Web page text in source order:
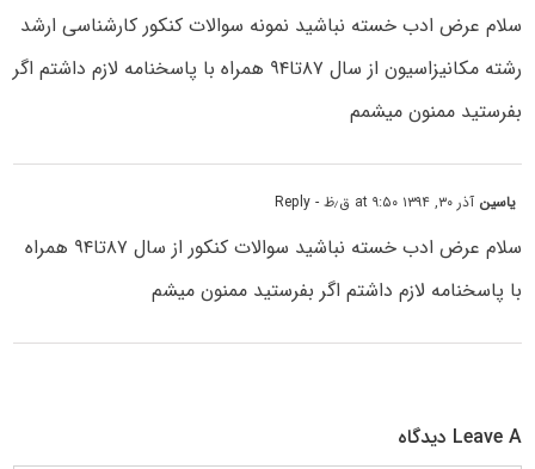
سلام عرض ادب خسته نباشید نمونه سوالات کنکور کارشناسی ارشد
رشته مکانیزاسیون از سال ۸۷تا۹۴ همراه با پاسخنامه لازم داشتم اگر
بفرستید ممنون میشمم
یاسین آذر ۳۰, ۱۳۹۴ at ۹:۵۰ ق٫ظ - Reply
سلام عرض ادب خسته نباشید سوالات کنکور از سال ۸۷تا۹۴ همراه
با پاسخنامه لازم داشتم اگر بفرستید ممنون میشم
Leave A دیدگاه